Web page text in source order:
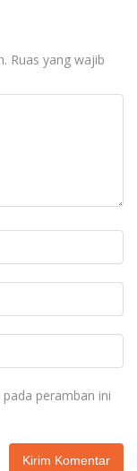
Ruas yang wajib
peramban ini